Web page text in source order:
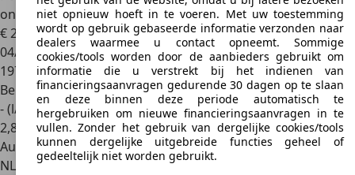
onderhou
€ 29.911
04/2002
197.725 km
Benzine
- (l/100 km)
2,8
Autobedrijf
NL 3011 EVRotterdam
niet opnieuw hoeft in te voeren. Met uw toestemming
wordt op gebruik gebaseerde informatie verzonden naar
dealers waarmee u contact opneemt. Sommige
cookies/tools worden door de aanbieders gebruikt om
informatie die u verstrekt bij het indienen van
financieringsaanvragen gedurende 30 dagen op te slaan
en deze binnen deze periode automatisch te
hergebruiken om nieuwe financieringsaanvragen in te
vullen. Zonder het gebruik van dergelijke cookies/tools
kunnen dergelijke uitgebreide functies geheel of
gedeeltelijk niet worden gebruikt.